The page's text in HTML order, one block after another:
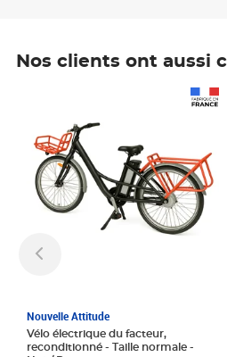
Nos clients ont aussi
Nouvelle Attitude
Vélo électrique du facteur,
reconditionné - Taille normale -